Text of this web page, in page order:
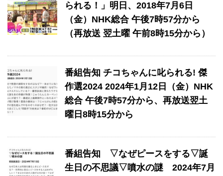
られる！」​明日、2018年7月6日
（金）NHK総合 午後7時57分から
（再放送 翌土曜 午前8時15分から）
番組告知 チコちゃんに叱られる! 傑
作選2024 2024年1月12日（金）NHK
総合 午後7時57分から、再放送翌土
曜日8時15分から
番組告知 ▽なぜピースをする▽誕
生日の不思議▽噴水の謎 2024年7月